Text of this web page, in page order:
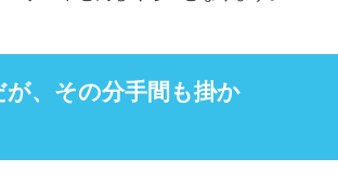
、その分手間も掛か